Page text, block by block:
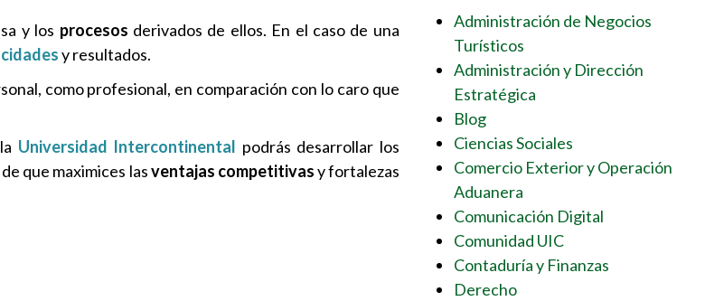
y los procesos derivados de ellos. En el caso de una
y resultados.
como profesional, en comparación con lo caro que
Universidad Intercontinental podrás desarrollar los
que maximices lasventajas competitivasy fortalezas
Administración de Negocios
Turísticos
Administración y Dirección
Estratégica
Blog
Ciencias Sociales
Comercio Exterior y Operación
Aduanera
Comunicación Digital
Comunidad UIC
Contaduría y Finanzas
Derecho